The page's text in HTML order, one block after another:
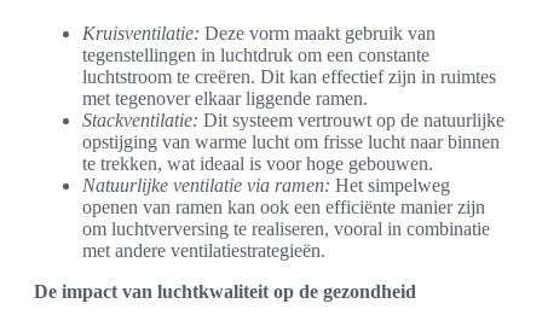
Kruisventilatie: Deze vorm maakt gebruik van
tegenstellingen in luchtdruk om een constante
luchtstroom te creëren. Dit kan effectief zijn in ruimtes
met tegenover elkaar liggende ramen.
Stackventilatie: Dit systeem vertrouwt op de natuurlijke
opstijging van warme lucht om frisse lucht naar binnen
te trekken, wat ideaal is voor hoge gebouwen.
Natuurlijke ventilatie via ramen: Het simpelweg
openen van ramen kan ook een efficiënte manier zijn
om luchtverversing te realiseren, vooral in combinatie
met andere ventilatiestrategieën.
De impact van luchtkwaliteit op de gezondheid